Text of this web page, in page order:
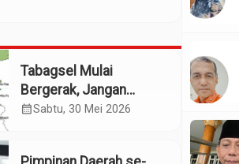
Tabagsel Mulai
Bergerak, Jangan
Berhenti di Foto
calendar_monthSabtu, 30 Mei 2026